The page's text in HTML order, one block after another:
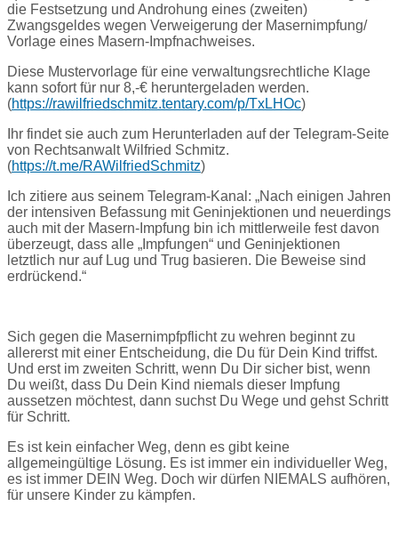
die Festsetzung und Androhung eines (zweiten)
Zwangsgeldes wegen Verweigerung der Masernimpfung/
Vorlage eines Masern-Impfnachweises.
Diese Mustervorlage für eine verwaltungsrechtliche Klage
kann sofort für nur 8,-€ heruntergeladen werden.
(https://rawilfriedschmitz.tentary.com/p/TxLHOc)
Ihr findet sie auch zum Herunterladen auf der Telegram-Seite
von Rechtsanwalt Wilfried Schmitz.
(https://t.me/RAWilfriedSchmitz)
Ich zitiere aus seinem Telegram-Kanal: „Nach einigen Jahren
der intensiven Befassung mit Geninjektionen und neuerdings
auch mit der Masern-Impfung bin ich mittlerweile fest davon
überzeugt, dass alle „Impfungen“ und Geninjektionen
letztlich nur auf Lug und Trug basieren. Die Beweise sind
erdrückend.“
Sich gegen die Masernimpfpflicht zu wehren beginnt zu
allererst mit einer Entscheidung, die Du für Dein Kind triffst.
Und erst im zweiten Schritt, wenn Du Dir sicher bist, wenn
Du weißt, dass Du Dein Kind niemals dieser Impfung
aussetzen möchtest, dann suchst Du Wege und gehst Schritt
für Schritt.
Es ist kein einfacher Weg, denn es gibt keine
allgemeingültige Lösung. Es ist immer ein individueller Weg,
es ist immer DEIN Weg. Doch wir dürfen NIEMALS aufhören,
für unsere Kinder zu kämpfen.